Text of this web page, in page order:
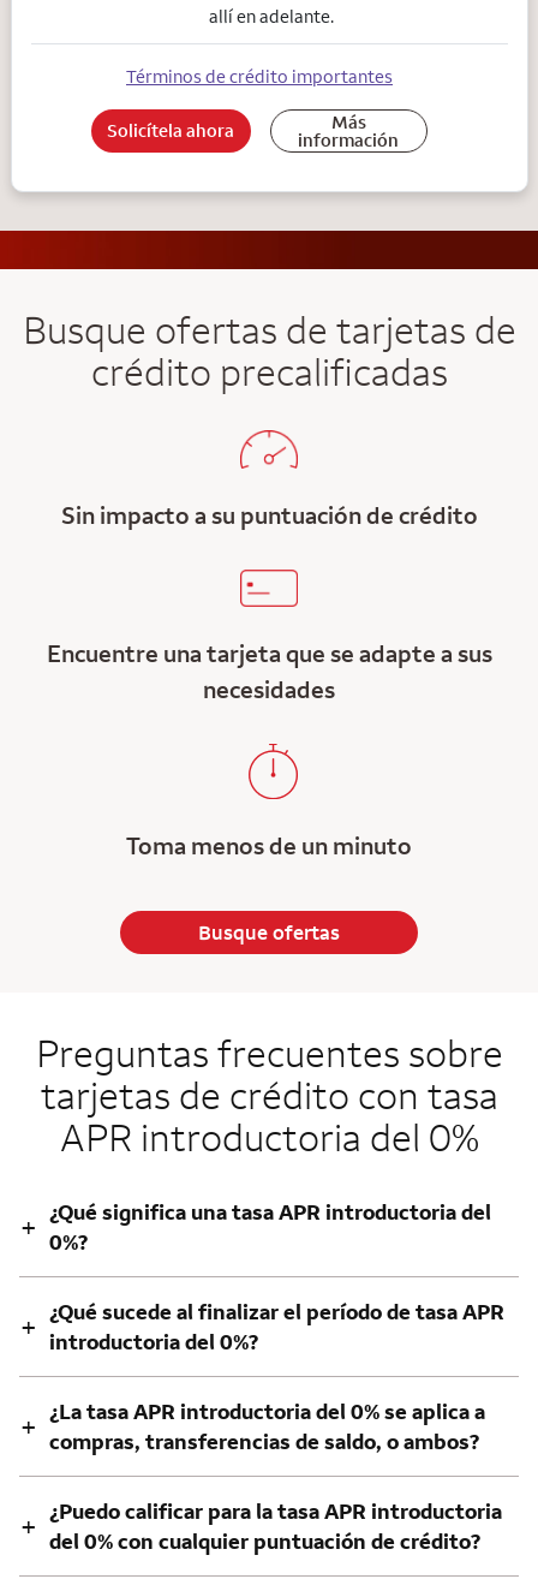
allí en adelante.
Términos de crédito importantes
Solicítela ahora Más
información
Busque ofertas de tarjetas de
crédito precalificadas
Sin impacto a su puntuación de crédito
Encuentre una tarjeta que se adapte a sus
necesidades
Toma menos de un minuto
Busque ofertas
Preguntas frecuentes sobre
tarjetas de crédito con tasa
APR introductoria del 0%
+ ¿Qué significa una tasa APR introductoria del
0%?
+ ¿Qué sucede al finalizar el período de tasa APR
introductoria del 0%?
+ ¿La tasa APR introductoria del 0% se aplica a
compras, transferencias de saldo, o ambos?
+ ¿Puedo calificar para la tasa APR introductoria
del 0% con cualquier puntuación de crédito?